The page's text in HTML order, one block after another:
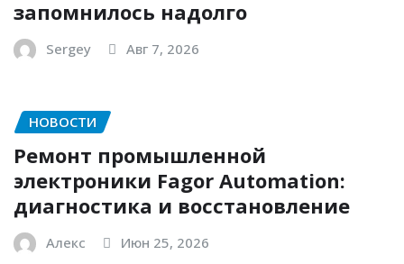
запомнилось надолго
Sergey Авг 7, 2026
НОВОСТИ
Ремонт промышленной
электроники Fagor Automation:
диагностика и восстановление
Алекс Июн 25, 2026